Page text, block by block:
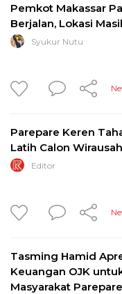
Pemkot Makassar
Berjalan, Lokasi
Syukur Nutu
Parepare Keren
Latih Calon
Editor
Tasming Hamid
Keuangan OJK
Masyarakat Parepare